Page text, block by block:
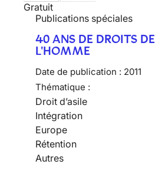
Gratuit
Publications spéciales
40 ANS DE DROITS DE
L'HOMME
Date de publication : 2011
Thématique :
Droit d’asile
Intégration
Europe
Rétention
Autres